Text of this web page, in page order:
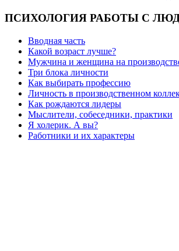
ПСИХОЛОГИЯ РАБОТЫ С
Вводная часть
Какой возраст лучше?
Мужчина и женщина на
Три блока личности
Как выбирать профессию
Личность в производственном
Как рождаются лидеры
Мыслители, собеседники, практики
Я холерик. А вы?
Работники и их характеры